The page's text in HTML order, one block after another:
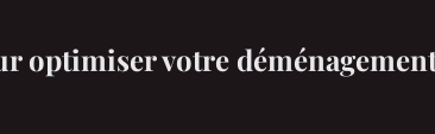
optimiser votre